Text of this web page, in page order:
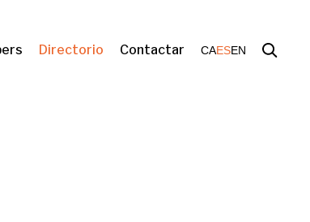
Directorio Contactar CAESEN